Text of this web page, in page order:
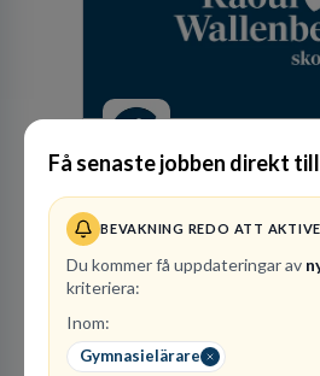
Få senaste jobben direkt
BEVAKNING REDO ATT
Du kommer få uppdateringar av
kriteriera:
Inom:
Gymnasielärare
Bli en del av vårt fantastiska
Wallenbergskolorna är en
organisation där våra ledord
medkänsla, mod och
genomsyrar allt vi gör. Vi är